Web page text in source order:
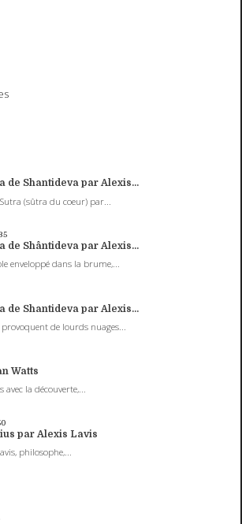
de Shantideva par Alexis...
(sûtra du coeur) par...
de Shântideva par Alexis...
enveloppé dans la brume,...
de Shantideva par Alexis...
de lourds nuages...
Watts
avec la découverte,...
par Alexis Lavis
philosophe,...